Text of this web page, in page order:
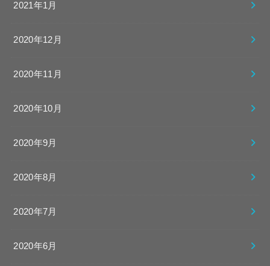
2021年1月
2020年12月
2020年11月
2020年10月
2020年9月
2020年8月
2020年7月
2020年6月